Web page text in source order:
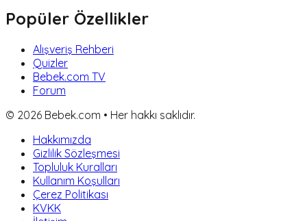
Popüler Özellikler
Alışveriş Rehberi
Quizler
Bebek.com TV
Forum
© 2026 Bebek.com • Her hakkı saklıdır.
Hakkımızda
Gizlilik Sözleşmesi
Topluluk Kuralları
Kullanım Koşulları
Çerez Politikası
KVKK